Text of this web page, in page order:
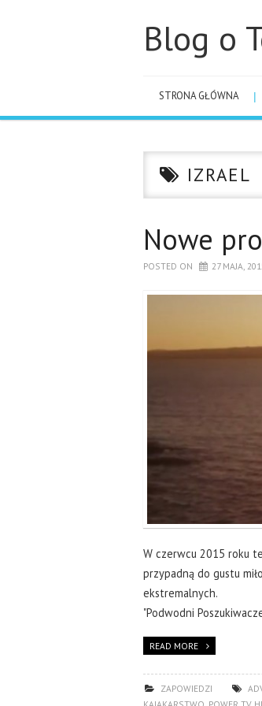
Blog o
STRONA GŁÓWNA
IZRAEL
Nowe
POSTED ON 27 MAJA,
W czerwcu 2015 roku
przypadną do gustu
ekstremalnych.
"Podwodni
READ MORE
ZAPOWIEDZI